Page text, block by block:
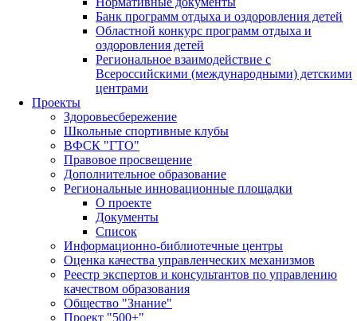
Банк программ отдыха и оздоровления детей
Областной конкурс программ отдыха и
оздоровления детей
Региональное взаимодействие с
Всероссийскими (международными) детскими
центрами
Проекты
Здоровьесбережение
Школьные спортивные клубы
ВФСК "ГТО"
Правовое просвещение
Дополнительное образование
Региональные инновационные площадки
О проекте
Документы
Список
Информационно-библиотечные центры
Оценка качества управленческих механизмов
Реестр экспертов и консультантов по управлению
качеством образования
Общество "Знание"
Проект "500+"